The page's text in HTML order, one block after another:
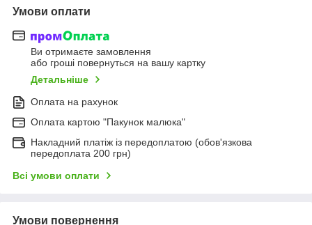
Умови оплати
Ви отримаєте замовлення
або гроші повернуться на вашу картку
Детальніше
Оплата на рахунок
Оплата картою "Пакунок малюка"
Накладний платіж із передоплатою (обов'язкова
передоплата 200 грн)
Всі умови оплати
Умови повернення